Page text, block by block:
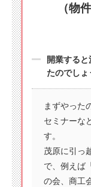
（物
開業する
たのでしょ
まずやった
セミナーな
す。
茂原に引っ
で、例えば
の会、商工